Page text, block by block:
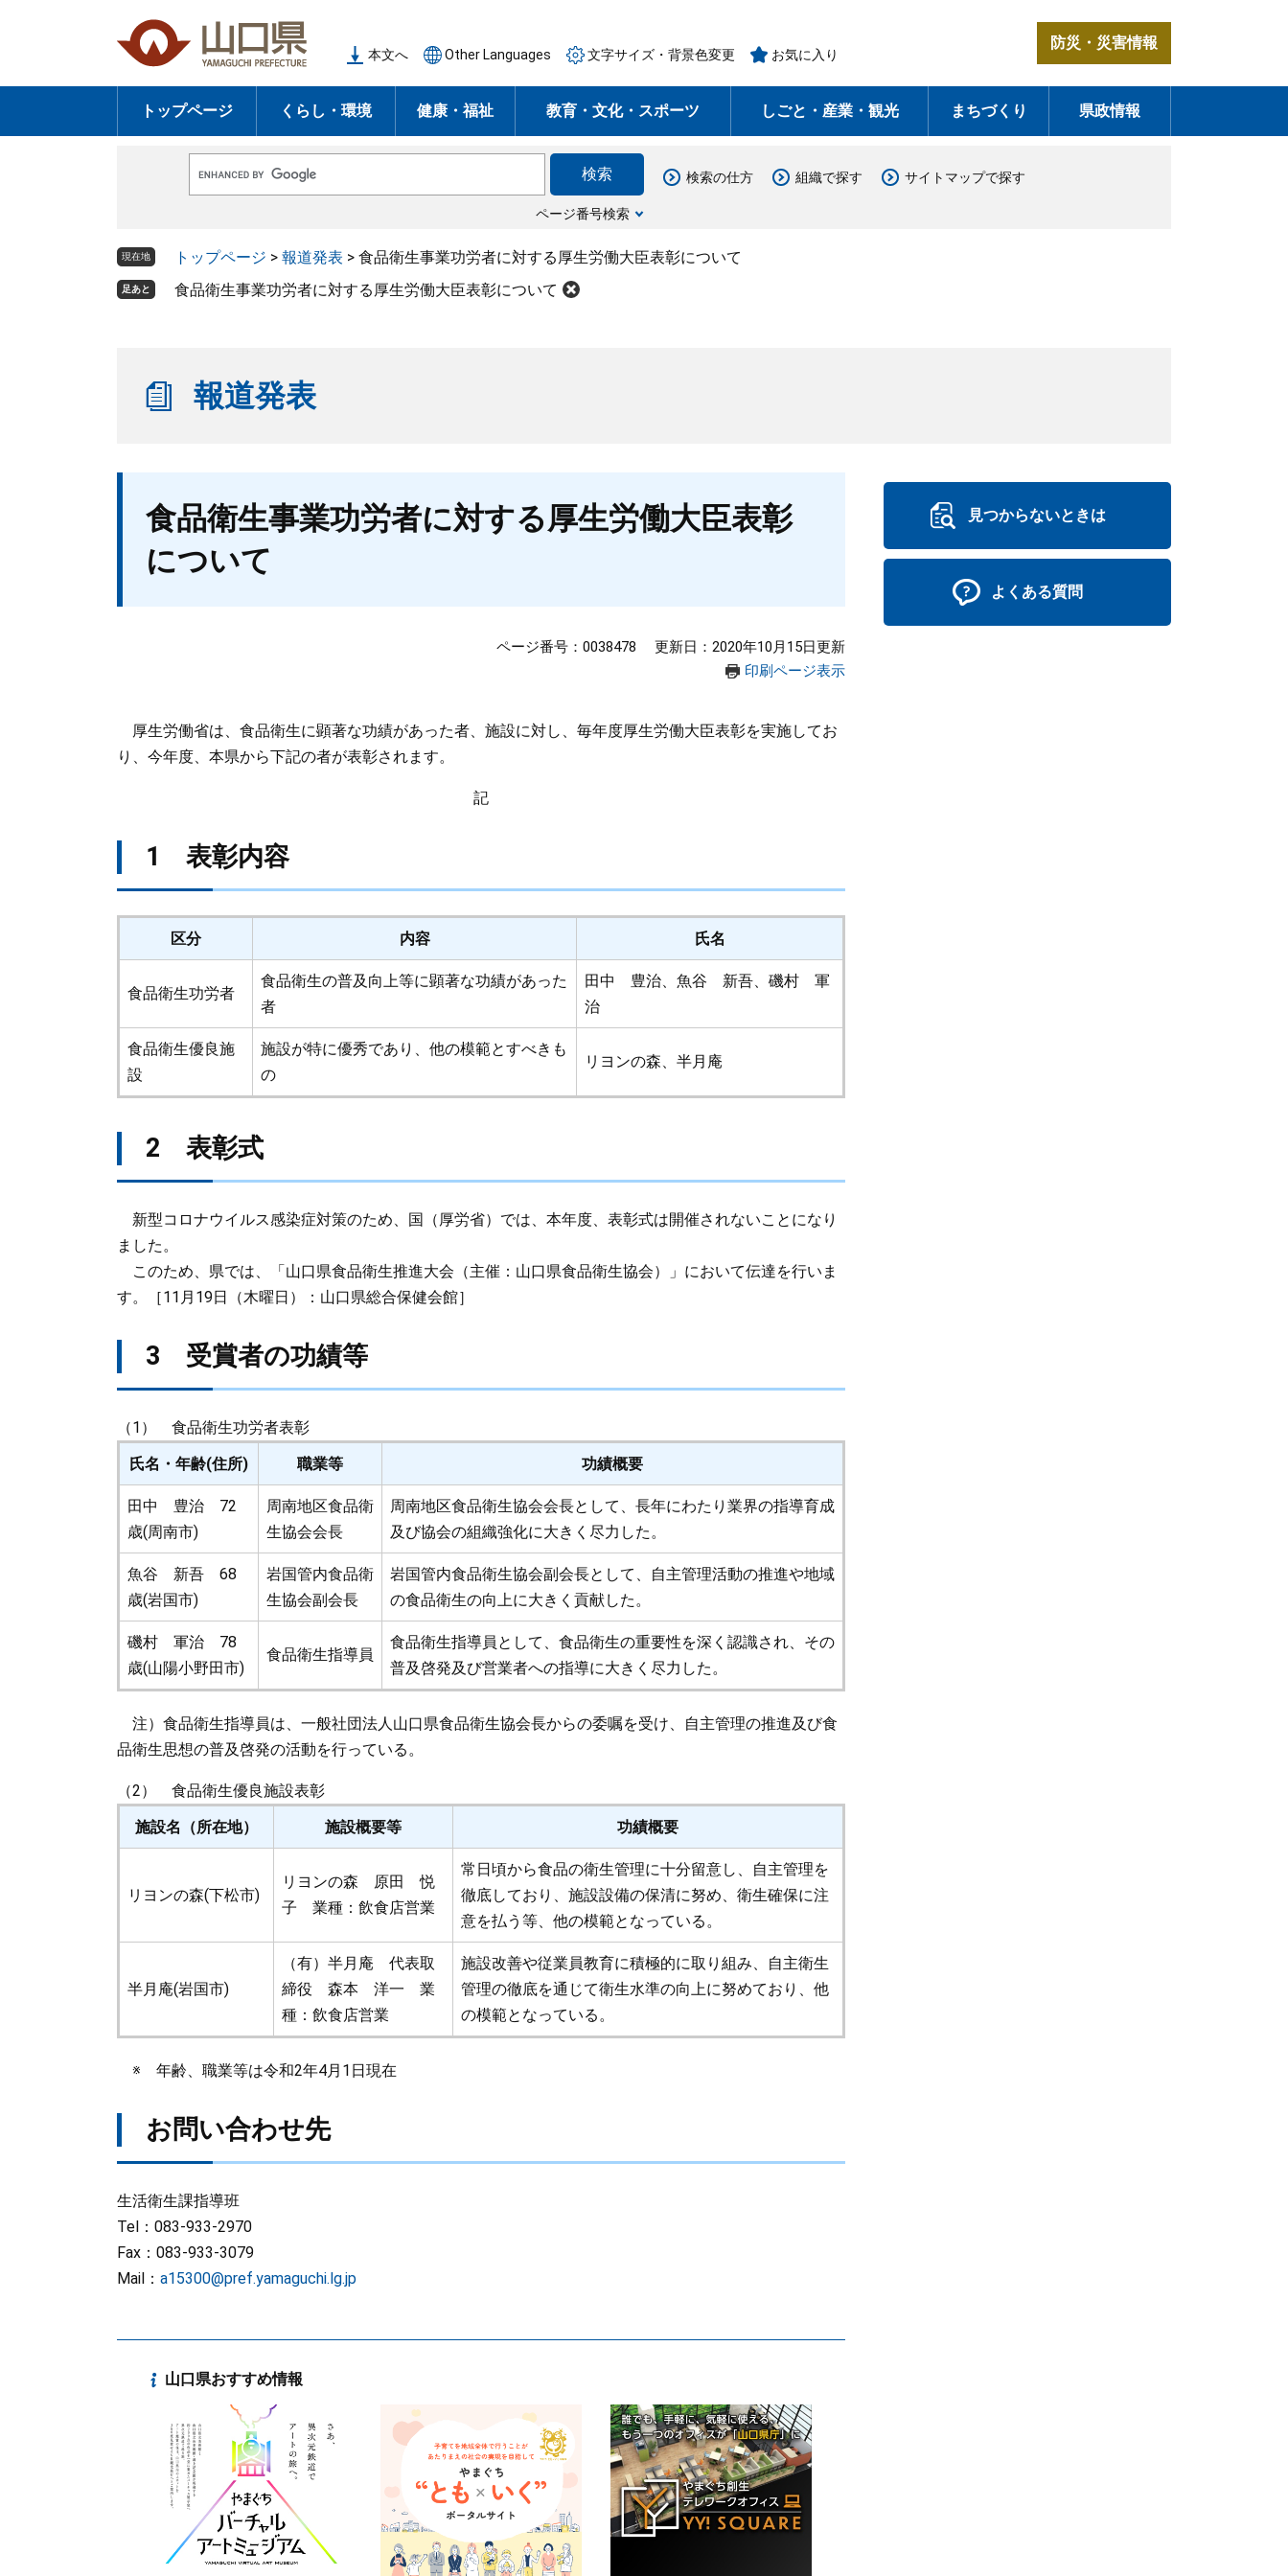
の
頭
ー
飛
本文へ Other Languages 文字サイズ・背景色変更 お気に入り
防災・災害情報
トップページ くらし・環境 健康・福祉 教育・文化・スポーツ しごと・産業・観光 まちづくり 県政情報
o
e
ス
ページ番号検索
検索の仕方 組織で探す サイトマップで探す
現在地 トップページ > 報道発表 > 食品衛生事業功労者に対する厚生労働大臣表彰について
足あと 食品衛生事業功労者に対する厚生労働大臣表彰について
報道発表
食品衛生事業功労者に対する厚生労働大臣表彰
について
ページ番号：0038478
更新日：2020年10月15日更新
印刷ページ表示
厚生労働省は、食品衛生に顕著な功績があった者、施設に対し、毎年度厚生労働大臣表彰を実施してお
り、今年度、本県から下記の者が表彰されます。
記
1 表彰内容
区分 内容 氏名
食品衛生功労者
食品衛生の普及向上等に顕著な功績があった
者
田中 豊治、魚谷 新吾、磯村 軍
治
食品衛生優良施
設
施設が特に優秀であり、他の模範とすべきも
の
リヨンの森、半月庵
2 表彰式
新型コロナウイルス感染症対策のため、国（厚労省）では、本年度、表彰式は開催されないことになり
ました。
このため、県では、「山口県食品衛生推進大会（主催：山口県食品衛生協会）」において伝達を行いま
す。［11月19日（木曜日）：山口県総合保健会館］
3 受賞者の功績等
（1） 食品衛生功労者表彰
氏名・年齢(住所)
職業等 功績概要
田中 豊治 72
歳(周南市)
周南地区食品衛
生協会会長
周南地区食品衛生協会会長として、長年にわたり業界の指導育成
及び協会の組織強化に大きく尽力した。
魚谷 新吾 68
歳(岩国市)
岩国管内食品衛
生協会副会長
岩国管内食品衛生協会副会長として、自主管理活動の推進や地域
の食品衛生の向上に大きく貢献した。
磯村 軍治 78
歳(山陽小野田市)
食品衛生指導員
食品衛生指導員として、食品衛生の重要性を深く認識され、その
普及啓発及び営業者への指導に大きく尽力した。
注）食品衛生指導員は、一般社団法人山口県食品衛生協会長からの委嘱を受け、自主管理の推進及び食
品衛生思想の普及啓発の活動を行っている。
（2） 食品衛生優良施設表彰
施設名（所在地）
施設概要等 功績概要
リヨンの森(下松市)
リヨンの森 原田 悦
子 業種：飲食店営業
常日頃から食品の衛生管理に十分留意し、自主管理を
徹底しており、施設設備の保清に努め、衛生確保に注
意を払う等、他の模範となっている。
半月庵(岩国市)
（有）半月庵 代表取
締役 森本 洋一 業
種：飲食店営業
施設改善や従業員教育に積極的に取り組み、自主衛生
管理の徹底を通じて衛生水準の向上に努めており、他
の模範となっている。
※ 年齢、職業等は令和2年4月1日現在
お問い合わせ先
生活衛生課指導班
Tel：083-933-2970
Fax：083-933-3079
Mail： a15300@pref.yamaguchi.lg.jp
山口県おすすめ情報
見つからないときは
よくある質問